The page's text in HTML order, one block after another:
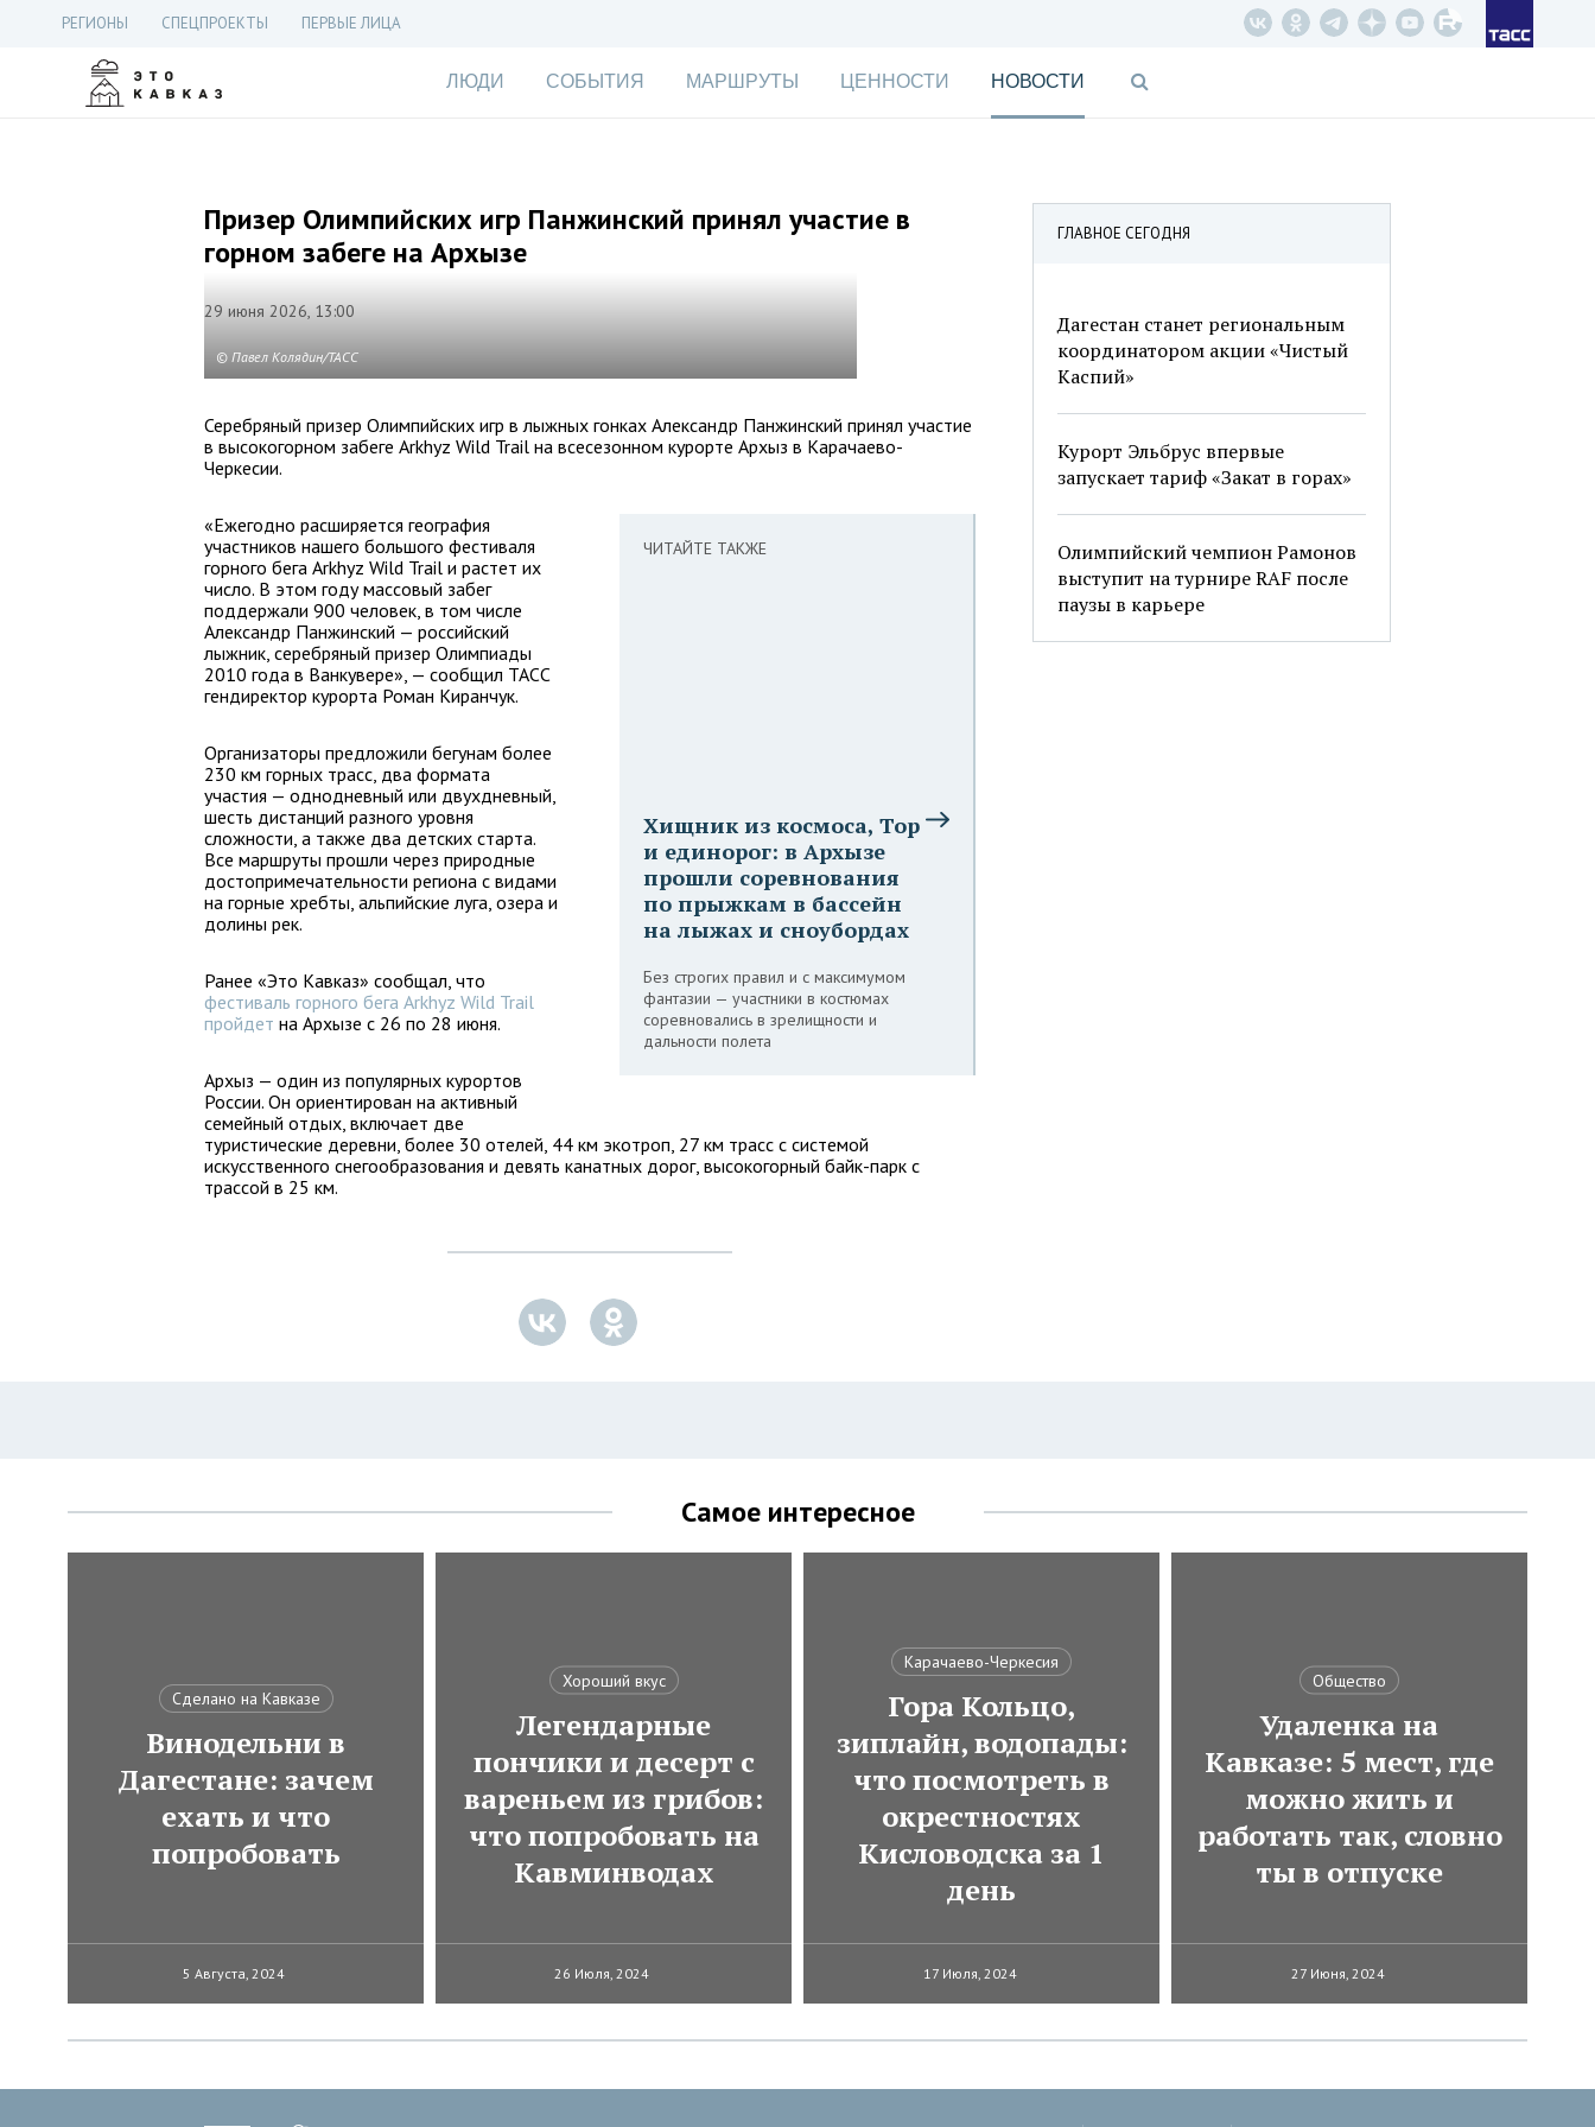
РЕГИОНЫ СПЕЦПРОЕКТЫ ПЕРВЫЕ ЛИЦА
ЛЮДИ СОБЫТИЯ МАРШРУТЫ ЦЕННОСТИ НОВОСТИ
ГЛАВНОЕ СЕГОДНЯ
Дагестан станет региональным
координатором акции «Чистый
Каспий»
Курорт Эльбрус впервые
запускает тариф «Закат в горах»
Олимпийский чемпион Рамонов
выступит на турнире RAF после
паузы в карьере
Призер Олимпийских игр Панжинский принял участие в
горном забеге на Архызе
29 июня 2026, 13:00
© Павел Колядин/ТАСС
Серебряный призер Олимпийских игр в лыжных гонках Александр Панжинский принял участие
в высокогорном забеге Arkhyz Wild Trail на всесезонном курорте Архыз в Карачаево-
Черкесии.
ЧИТАЙТЕ ТАКЖЕ
Хищник из космоса, Тор
и единорог: в Архызе
прошли соревнования
по прыжкам в бассейн
на лыжах и сноубордах
Без строгих правил и с максимумом
фантазии — участники в костюмах
соревновались в зрелищности и
дальности полета
«Ежегодно расширяется география
участников нашего большого фестиваля
горного бега Arkhyz Wild Trail и растет их
число. В этом году массовый забег
поддержали 900 человек, в том числе
Александр Панжинский — российский
лыжник, серебряный призер Олимпиады
2010 года в Ванкувере», — сообщил ТАСС
гендиректор курорта Роман Киранчук.
Организаторы предложили бегунам более
230 км горных трасс, два формата
участия — однодневный или двухдневный,
шесть дистанций разного уровня
сложности, а также два детских старта.
Все маршруты прошли через природные
достопримечательности региона с видами
на горные хребты, альпийские луга, озера и
долины рек.
Ранее «Это Кавказ» сообщал, что
фестиваль горного бега Arkhyz Wild Trail
пройдет на Архызе с 26 по 28 июня.
Архыз — один из популярных курортов
России. Он ориентирован на активный
семейный отдых, включает две
туристические деревни, более 30 отелей, 44 км экотроп, 27 км трасс с системой
искусственного снегообразования и девять канатных дорог, высокогорный байк-парк с
трассой в 25 км.
Самое интересное
Сделано на Кавказе
Винодельни в
Дагестане: зачем
ехать и что
попробовать
5 Августа, 2024
Хороший вкус
Легендарные
пончики и десерт с
вареньем из грибов:
что попробовать на
Кавминводах
26 Июля, 2024
Карачаево-Черкесия
Гора Кольцо,
зиплайн, водопады:
что посмотреть в
окрестностях
Кисловодска за 1
день
17 Июля, 2024
Общество
Удаленка на
Кавказе: 5 мест, где
можно жить и
работать так, словно
ты в отпуске
27 Июня, 2024